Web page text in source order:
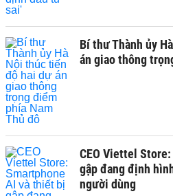
Bí thư Thành ủy
án giao thông
CEO Viettel
gập đang định
người dùng